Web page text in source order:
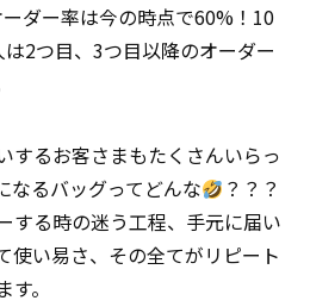
ダー率は今の時点で60%！10
2つ目、3つ目以降のオーダー
するお客さまもたくさんいらっ
なるバッグってどんな
？？？
する時の迷う工程、手元に届い
使い易さ、その全てがリピート
。